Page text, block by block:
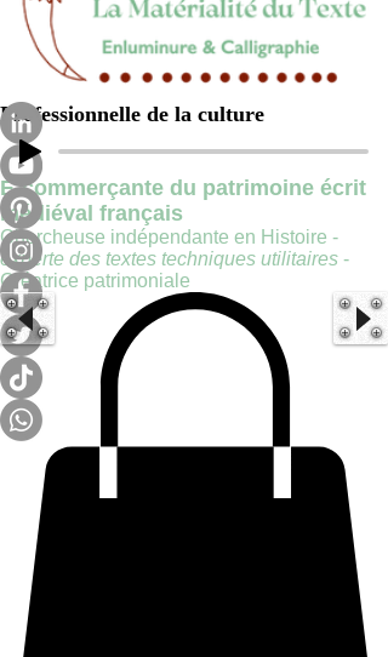
Professionnelle de la culture
E-commerçante du patrimoine écrit
médiéval français
Chercheuse indépendante en Histoire -
experte des textes techniques utilitaires -
Créatrice patrimoniale